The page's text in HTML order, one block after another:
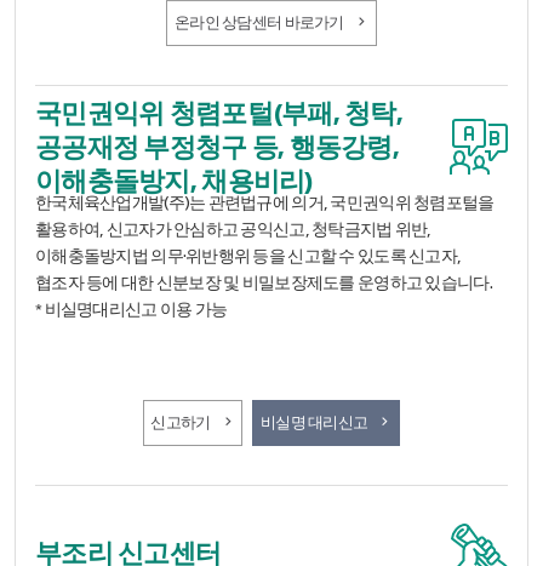
온라인 상담센터 바로가기
국민권익위 청렴포털(부패, 청탁,
공공재정 부정청구 등, 행동강령,
이해충돌방지, 채용비리)
한국체육산업개발(주)는 관련법규에 의거, 국민권익위 청렴포털을
활용하여, 신고자가 안심하고 공익신고, 청탁금지법 위반,
이해충돌방지법 의무·위반행위 등을 신고할 수 있도록 신고자,
협조자 등에 대한 신분보장 및 비밀보장제도를 운영하고 있습니다.
* 비실명대리신고 이용 가능
국민권익위 청렴포털(부패, 청탁, 공공재정 부정청구 등, 행
신고하기 비실명 대리신고
부조리 신고센터